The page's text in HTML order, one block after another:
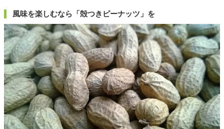
風味を楽しむなら「殻つきピーナッツ」を